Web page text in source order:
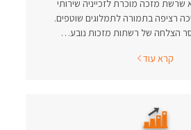
שרשת מזכה מוכרת לזכייניה שירותי
רציפה בתמורה לתמלוגים שוטפים.
הצלחה של רשתות מזכות נובע…
קרא עוד